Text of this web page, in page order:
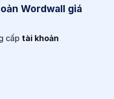
Wordwall giá
cấp tài khoản